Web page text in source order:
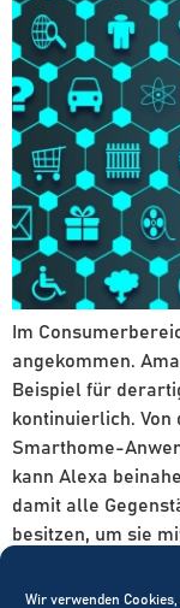
Wir verwenden
Im
angekommen.
Beispiel für
kontinuierlich.
Smarthome-
kann Alexa
damit alle
besitzen, um sie